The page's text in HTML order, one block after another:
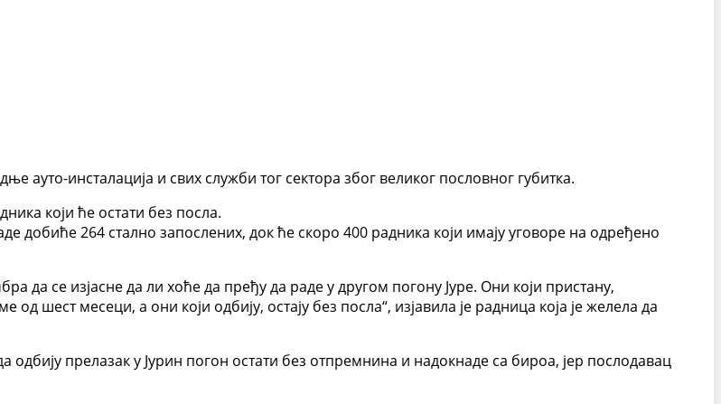
ауто-инсталација и свих служби тог сектора због великог пословног губитка.
који ће остати без посла.
добиће 264 стално запослених, док ће скоро 400 радника који имају уговоре на одређено
да се изјасне да ли хоће да пређу да раде у другом погону Јуре. Они који пристану,
шест месеци, а они који одбију, остају без посла“, изјавила је радница која је желела да
прелазак у Јурин погон остати без отпремнина и надокнаде са бироа, јер послодавац